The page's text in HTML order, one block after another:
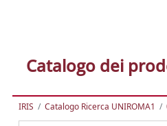
Catalogo dei
IRIS Catalogo Ricerca UNIROMA1